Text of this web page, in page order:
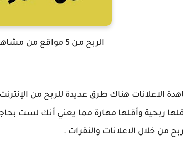
الربح من 5 مواقع من مشاهدة الاعلانات
الاعلانات هناك طرق عديدة للربح من
ربحية وأقلها مهارة مما يعني أنك لست
من خلال الاعلانات والنقرات .